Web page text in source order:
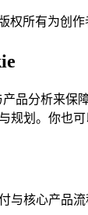
权所有为创作
产品分析来保
规划。你也
与核心产品流